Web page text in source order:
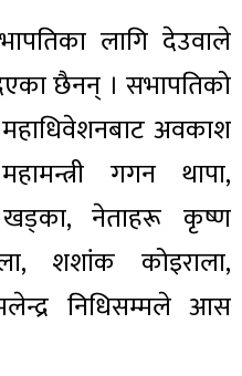
लागि देउवाले
छैनन् । सभापतिको
अवकाश
गगन थापा,
खड्का, नेताहरू कृष्ण
शशांक कोइराला,
निधिसम्मले आस